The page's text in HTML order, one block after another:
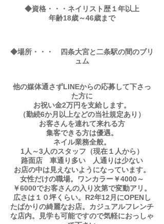
◆資格・・・ネイリスト歴１年以上
年齢18歳～46歳まで
◆場所・・・ 四条大宮と二条駅の間のブリ
ュム
他の媒体通さずLINEからの応募して下さっ
た方に
お祝い金2万円を支給します。
（勤続6か月以上などの当社規定あり）
​お客さんを連れて来れる方
集客できる方は優遇。
​ネイル業務全般。
1人～3人のスタッフ（現在１人から）
路面店 車通り多い 人通りは少ない
お店の中は見えないようになっています。
​女性だけの職場。ワンカラー￥4000～
￥6000でお客さんの入り次第で変動アリ。
広さは１０坪くらい。R2年12月にOPENし
たばかりの綺麗なお店。カジュアルフレンチ
な店内。見学も可能ですので気軽におっしゃ